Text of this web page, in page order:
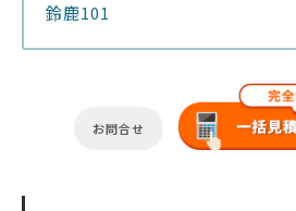
鈴鹿101
お問合せ